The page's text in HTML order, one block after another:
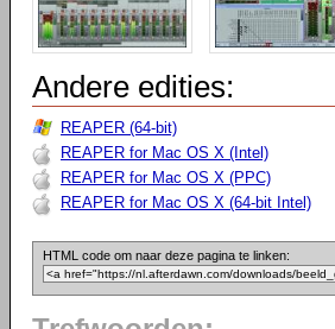
Andere edities:
REAPER (64-bit)
REAPER for Mac OS X (Intel)
REAPER for Mac OS X (PPC)
REAPER for Mac OS X (64-bit Intel)
HTML code om naar deze pagina te linken: